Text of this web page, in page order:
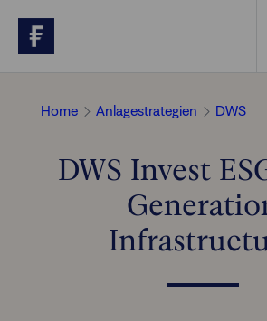
Beratungs-Tools
Anlagethemen
Anlagestrategien
Home Anlagestrategien DWS
DWS Invest